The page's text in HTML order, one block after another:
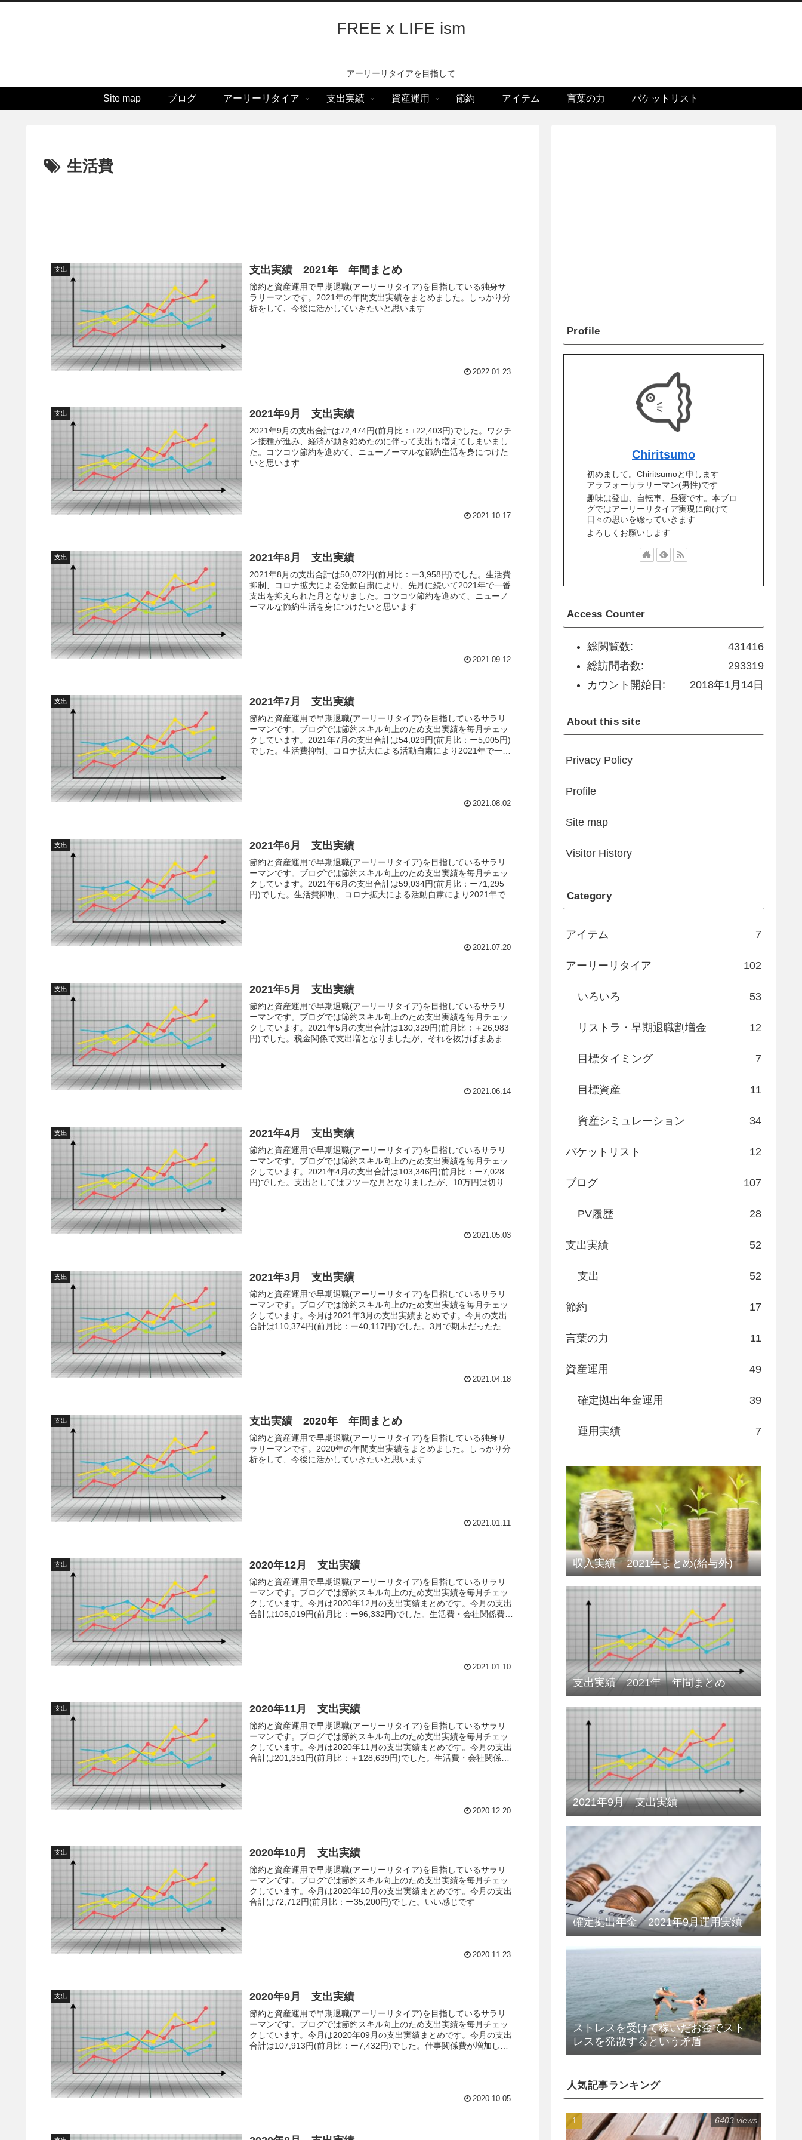
FREE x LIFE ism
アーリーリタイアを目指して
Site map ブログ アーリーリタイア 支出実績 資産運用 節約 アイテム 言葉の力 バケットリスト
生活費
支出 支出実績 2021年 年間まとめ
節約と資産運用で早期退職(アーリーリタイア)を目指している独身サ
ラリーマンです。2021年の年間支出実績をまとめました。しっかり分
析をして、今後に活かしていきたいと思います
2022.01.23
支出 2021年9月 支出実績
2021年9月の支出合計は72,474円(前月比：+22,403円)でした。ワクチ
ン接種が進み、経済が動き始めたのに伴って支出も増えてしまいまし
た。コツコツ節約を進めて、ニューノーマルな節約生活を身につけた
いと思います
2021.10.17
支出 2021年8月 支出実績
2021年8月の支出合計は50,072円(前月比：ー3,958円)でした。生活費
抑制、コロナ拡大による活動自粛により、先月に続いて2021年で一番
支出を抑えられた月となりました。コツコツ節約を進めて、ニューノ
ーマルな節約生活を身につけたいと思います
2021.09.12
支出 2021年7月 支出実績
節約と資産運用で早期退職(アーリーリタイア)を目指しているサラリ
ーマンです。ブログでは節約スキル向上のため支出実績を毎月チェッ
クしています。2021年7月の支出合計は54,029円(前月比：ー5,005円)
でした。生活費抑制、コロナ拡大による活動自粛により2021年で一番
2021.08.02
支出 2021年6月 支出実績
節約と資産運用で早期退職(アーリーリタイア)を目指しているサラリ
ーマンです。ブログでは節約スキル向上のため支出実績を毎月チェッ
クしています。2021年6月の支出合計は59,034円(前月比：ー71,295
円)でした。生活費抑制、コロナ拡大による活動自粛により2021年で一
2021.07.20
支出 2021年5月 支出実績
節約と資産運用で早期退職(アーリーリタイア)を目指しているサラリ
ーマンです。ブログでは節約スキル向上のため支出実績を毎月チェッ
クしています。2021年5月の支出合計は130,329円(前月比：＋26,983
円)でした。税金関係で支出増となりましたが、それを抜けばまあまあ
2021.06.14
支出 2021年4月 支出実績
節約と資産運用で早期退職(アーリーリタイア)を目指しているサラリ
ーマンです。ブログでは節約スキル向上のため支出実績を毎月チェッ
クしています。2021年4月の支出合計は103,346円(前月比：ー7,028
円)でした。支出としてはフツーな月となりましたが、10万円は切りた
2021.05.03
支出 2021年3月 支出実績
節約と資産運用で早期退職(アーリーリタイア)を目指しているサラリ
ーマンです。ブログでは節約スキル向上のため支出実績を毎月チェッ
クしています。今月は2021年3月の支出実績まとめです。今月の支出
合計は110,374円(前月比：ー40,117円)でした。3月で期末だったため
2021.04.18
支出 支出実績 2020年 年間まとめ
節約と資産運用で早期退職(アーリーリタイア)を目指している独身サ
ラリーマンです。2020年の年間支出実績をまとめました。しっかり分
析をして、今後に活かしていきたいと思います
2021.01.11
支出 2020年12月 支出実績
節約と資産運用で早期退職(アーリーリタイア)を目指しているサラリ
ーマンです。ブログでは節約スキル向上のため支出実績を毎月チェッ
クしています。今月は2020年12月の支出実績まとめです。今月の支出
合計は105,019円(前月比：ー96,332円)でした。生活費・会社関係費・
2021.01.10
支出 2020年11月 支出実績
節約と資産運用で早期退職(アーリーリタイア)を目指しているサラリ
ーマンです。ブログでは節約スキル向上のため支出実績を毎月チェッ
クしています。今月は2020年11月の支出実績まとめです。今月の支出
合計は201,351円(前月比：＋128,639円)でした。生活費・会社関係
2020.12.20
支出 2020年10月 支出実績
節約と資産運用で早期退職(アーリーリタイア)を目指しているサラリ
ーマンです。ブログでは節約スキル向上のため支出実績を毎月チェッ
クしています。今月は2020年10月の支出実績まとめです。今月の支出
合計は72,712円(前月比：ー35,200円)でした。いい感じです
2020.11.23
支出 2020年9月 支出実績
節約と資産運用で早期退職(アーリーリタイア)を目指しているサラリ
ーマンです。ブログでは節約スキル向上のため支出実績を毎月チェッ
クしています。今月は2020年09月の支出実績まとめです。今月の支出
合計は107,913円(前月比：ー7,432円)でした。仕事関係費が増加しま
2020.10.05
Profile
Chiritsumo
初めまして。Chiritsumoと申します
アラフォーサラリーマン(男性)です
趣味は登山、自転車、昼寝です。本ブロ
グではアーリーリタイア実現に向けて
日々の思いを綴っていきます
よろしくお願いします
Access Counter
431416
総閲覧数:
293319
総訪問者数:
2018年1月14日
カウント開始日:
About this site
Privacy Policy
Profile
Site map
Visitor History
Category
アイテム 7
アーリーリタイア 102
いろいろ 53
リストラ・早期退職割増金 12
目標タイミング 7
目標資産 11
資産シミュレーション 34
バケットリスト 12
ブログ 107
PV履歴 28
支出実績 52
支出 52
節約 17
言葉の力 11
資産運用 49
確定拠出年金運用 39
運用実績 7
収入実績 2021年まとめ(給与外)
支出実績 2021年 年間まとめ
2021年9月 支出実績
確定拠出年金 2021年9月運用実績
ストレスを受けて稼いだお金でスト
レスを発散するという矛盾
人気記事ランキング
6403 views